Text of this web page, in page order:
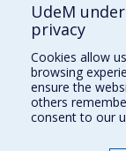
Qui fait quoi?
Nous trouver
Plan du site
Accessibilité
UdeM
privacy
Cookies allow
browsing
ensure the
others
consent to our